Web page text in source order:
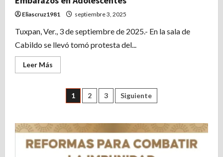
Eliascruz1981 septiembre 3, 2025
Tuxpan, Ver., 3 de septiembre de 2025.- En la sala de
Cabildo se llevó tomó protesta del...
Leer Más
más
Tuxpan
tiene
de
Población
y
Grupo
Interinstitucional
Paginación
de
entradas
1 2 3 Siguiente